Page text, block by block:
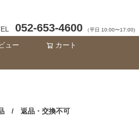
052-653-4600 （平日 10:00〜17:00)
ュー カート
品 / 返品・交換不可